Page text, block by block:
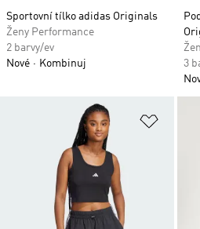
Sportovní tílko adidas Originals
Ženy Performance
2 barvy/ev
Nové
Kombinuj
3